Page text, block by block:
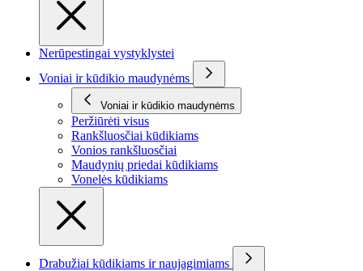
Nerūpestingai vystyklystei
Voniai ir kūdikio maudynėms
Voniai ir kūdikio maudynėms
Peržiūrėti visus
Rankšluosčiai kūdikiams
Vonios rankšluosčiai
Maudynių priedai kūdikiams
Vonelės kūdikiams
Drabužiai kūdikiams ir naujagimiams